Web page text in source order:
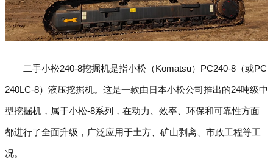
二手小松240-8挖掘机是指小松（Komatsu）PC240-8（或PC
240LC-8）液压挖掘机。这是一款由日本小松公司推出的24吨级中
型挖掘机，属于小松-8系列，在动力、效率、环保和可靠性方面
都进行了全面升级，广泛应用于土方、矿山剥离、市政工程等工
况。